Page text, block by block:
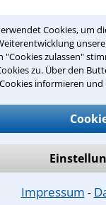
Cookies, um
"Cookies zulassen"
zu. Über den
informieren
Impressum ⁃
bei
oder
und ...